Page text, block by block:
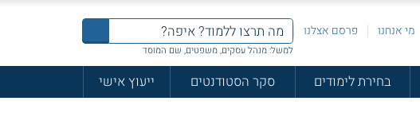
מי אנחנו פרסם אצלנו
למשל: מנהל עסקים, משפטים, שם המוסד
בחירת לימודים סקר הסטודנטים
ייעוץ אישי